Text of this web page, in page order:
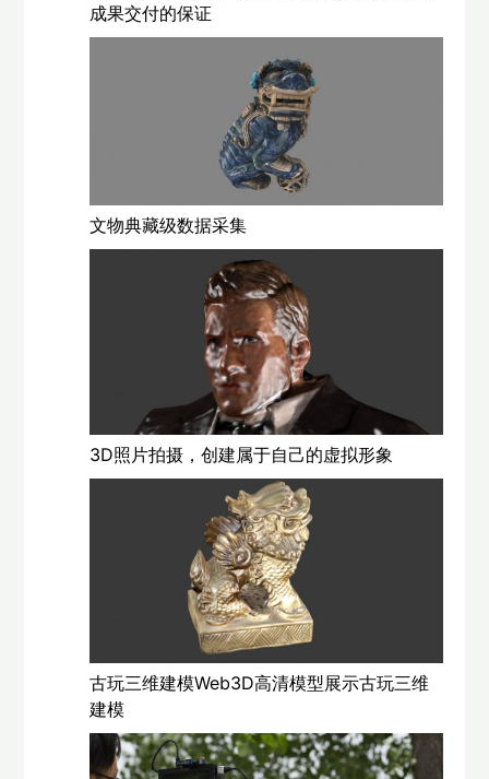
成果交付的保证
文物典藏级数据采集
3D照片拍摄，创建属于自己的虚拟形象
古玩三维建模Web3D高清模型展示古玩三维
建模